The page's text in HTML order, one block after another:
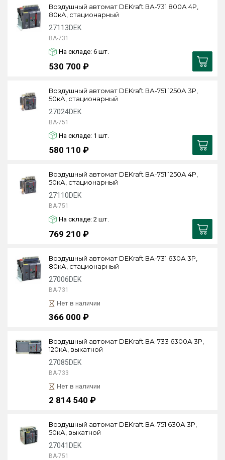
Воздушный автомат DEKraft ВА-731 800А 4P,
80кА, стационарный
27113DEK
ВА-731
На складе: 6 шт.
530 700 ₽
Воздушный автомат DEKraft ВА-751 1250А 3P,
50кА, стационарный
27024DEK
ВА-751
На складе: 1 шт.
580 110 ₽
Воздушный автомат DEKraft ВА-751 1250А 4P,
50кА, стационарный
27110DEK
ВА-751
На складе: 2 шт.
769 210 ₽
Воздушный автомат DEKraft ВА-731 630А 3P,
80кА, стационарный
27006DEK
ВА-731
Нет в наличии
366 000 ₽
Воздушный автомат DEKraft ВА-733 6300А 3P,
120кА, выкатной
27085DEK
ВА-733
Нет в наличии
2 814 540 ₽
Воздушный автомат DEKraft ВА-751 630А 3P,
50кА, выкатной
27041DEK
ВА-751